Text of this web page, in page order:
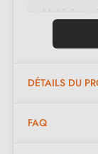
Matériau
:
Fixation par
Inclus dans
DÉTAILS DU
FAQ